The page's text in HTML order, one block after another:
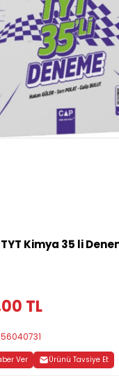
Kimya 35 li
TL
Ver Ürünü Tavsiye Et